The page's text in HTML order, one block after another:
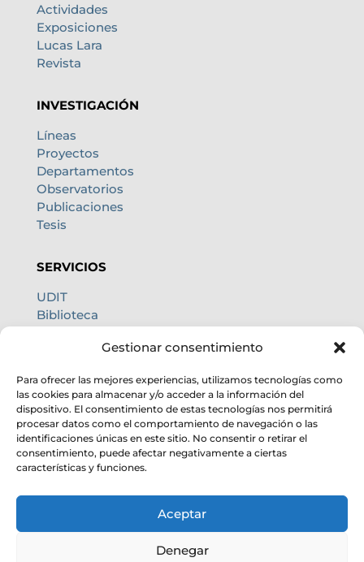
Gestionar consentimiento
Para ofrecer las mejores experiencias, utilizamos tecnologías como
las cookies para almacenar y/o acceder a la información del
dispositivo. El consentimiento de estas tecnologías nos permitirá
procesar datos como el comportamiento de navegación o las
identificaciones únicas en este sitio. No consentir o retirar el
consentimiento, puede afectar negativamente a ciertas
características y funciones.
Aceptar
Denegar
Actividades
Exposiciones
Lucas Lara
Revista
INVESTIGACIÓN
Líneas
Proyectos
Departamentos
Observatorios
Publicaciones
Tesis
SERVICIOS
UDIT
Biblioteca
Oficina internacional